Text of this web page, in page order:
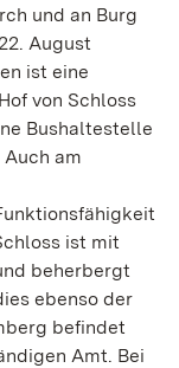
und an Burg
August
ist eine
von Schloss
Bushaltestelle
am
ist mit
beherbergt
ebenso der
befindet
Amt. Bei